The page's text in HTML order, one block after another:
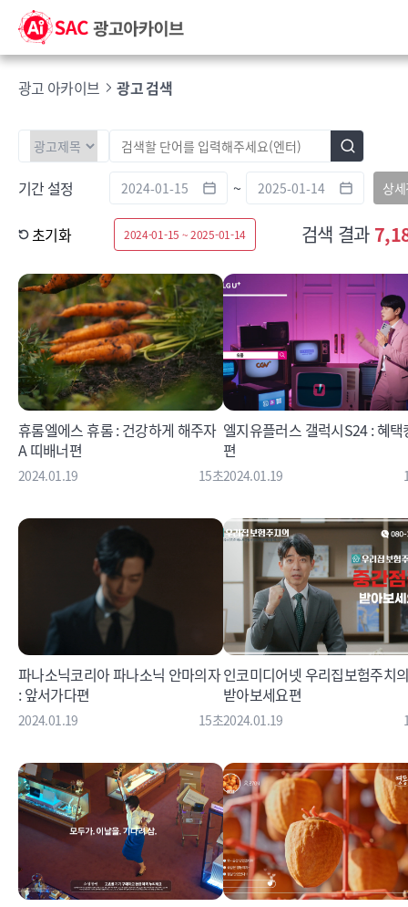
광고 아카이브 광고 검색
기간 설정 ~ 상
초기화 2024-01-15 ~ 2025-01-14 검색 결과
휴롬엘에스 휴롬 : 건강하게 해주자
A 띠배너편
2024.01.19 15초
엘지유플러스 갤럭시S24 : 혜택
편
2024.01.19
파나소닉코리아 파나소닉 안마의자
: 앞서가다편
2024.01.19 15초
인코미디어넷 우리집보험주치
받아보세요편
2024.01.19